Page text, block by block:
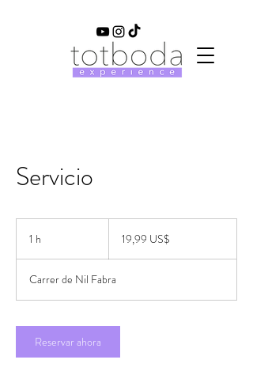
Servicio
1 h
estadounidenses
19,99 US$
Carrer de Nil Fabra
Reservar ahora